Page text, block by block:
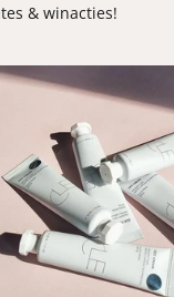
& winacties!